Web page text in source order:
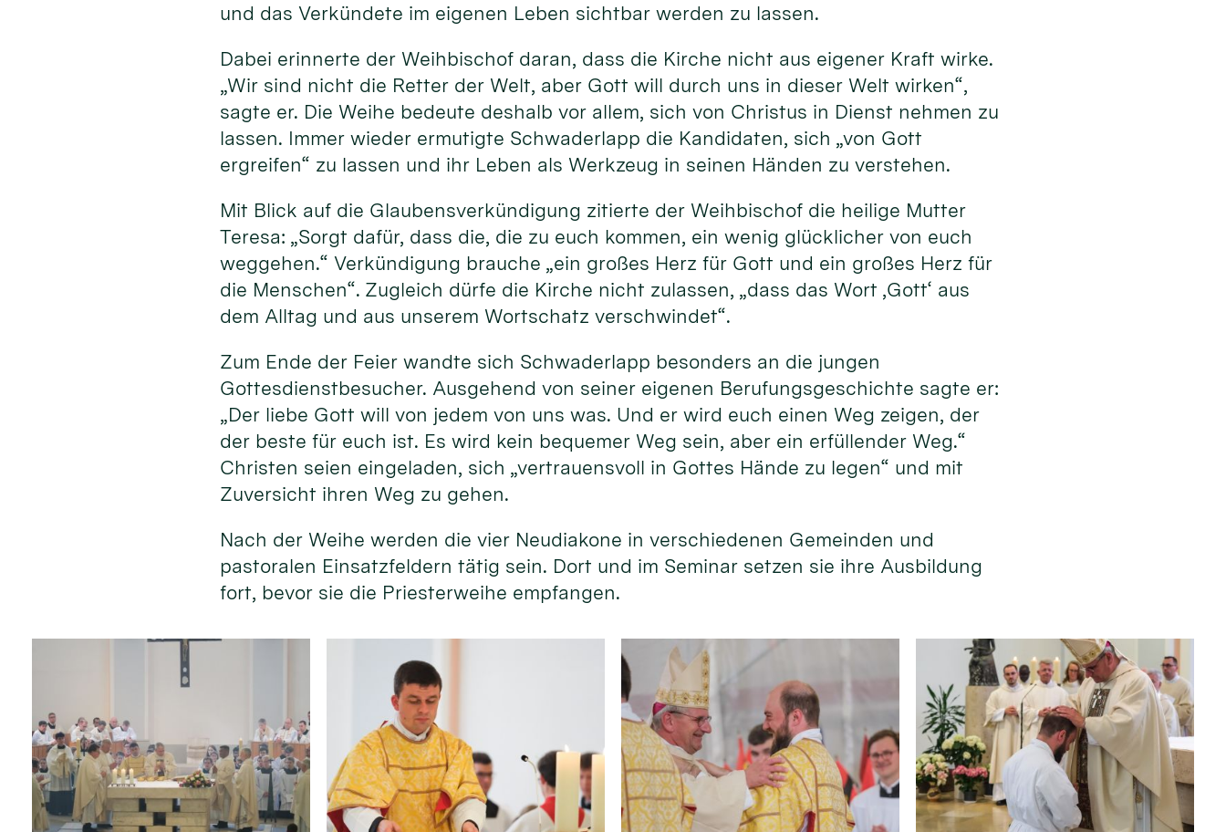
und das Verkündete im eigenen Leben sichtbar werden zu lassen.
Dabei erinnerte der Weihbischof daran, dass die Kirche nicht aus eigener Kraft wirke.
„Wir sind nicht die Retter der Welt, aber Gott will durch uns in dieser Welt wirken“,
sagte er. Die Weihe bedeute deshalb vor allem, sich von Christus in Dienst nehmen zu
lassen. Immer wieder ermutigte Schwaderlapp die Kandidaten, sich „von Gott
ergreifen“ zu lassen und ihr Leben als Werkzeug in seinen Händen zu verstehen.
Mit Blick auf die Glaubensverkündigung zitierte der Weihbischof die heilige Mutter
Teresa: „Sorgt dafür, dass die, die zu euch kommen, ein wenig glücklicher von euch
weggehen.“ Verkündigung brauche „ein großes Herz für Gott und ein großes Herz für
die Menschen“. Zugleich dürfe die Kirche nicht zulassen, „dass das Wort ‚Gott‘ aus
dem Alltag und aus unserem Wortschatz verschwindet“.
Zum Ende der Feier wandte sich Schwaderlapp besonders an die jungen
Gottesdienstbesucher. Ausgehend von seiner eigenen Berufungsgeschichte sagte er:
„Der liebe Gott will von jedem von uns was. Und er wird euch einen Weg zeigen, der
der beste für euch ist. Es wird kein bequemer Weg sein, aber ein erfüllender Weg.“
Christen seien eingeladen, sich „vertrauensvoll in Gottes Hände zu legen“ und mit
Zuversicht ihren Weg zu gehen.
Nach der Weihe werden die vier Neudiakone in verschiedenen Gemeinden und
pastoralen Einsatzfeldern tätig sein. Dort und im Seminar setzen sie ihre Ausbildung
fort, bevor sie die Priesterweihe empfangen.